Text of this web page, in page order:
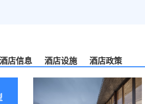
店信息 酒店设施 酒店政策